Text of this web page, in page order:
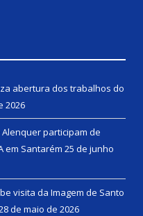
abertura dos trabalhos do
2026
participam de
em Santarém 25 de junho
visita da Imagem de Santo
de maio de 2026